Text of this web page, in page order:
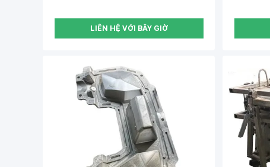
LIÊN HỆ VỚI BÂY GIỜ